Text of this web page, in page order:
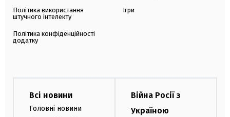
Політика використання
штучного інтелекту
Політика конфіденційності
додатку
Ігри
Всі новини
Головні новини
Війна Росії з
Україною